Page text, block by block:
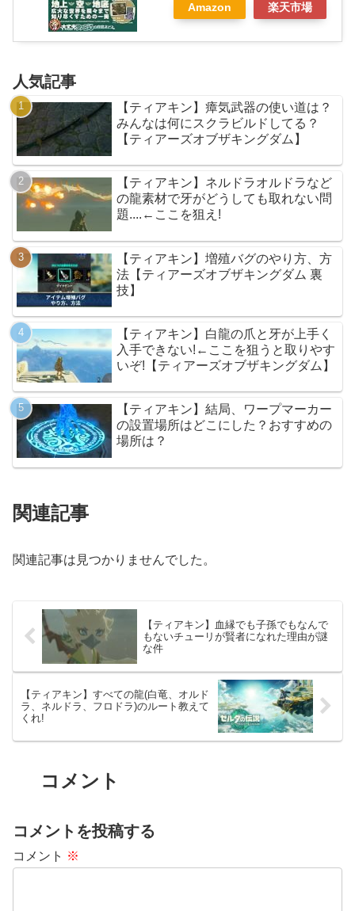
Amazon 楽天市場
人気記事
【ティアキン】瘴気武器の使い道は？
みんなは何にスクラビルドしてる？
【ティアーズオブザキングダム】
【ティアキン】ネルドラオルドラなど
の龍素材で牙がどうしても取れない問
題....←ここを狙え!
【ティアキン】増殖バグのやり方、方
法【ティアーズオブザキングダム 裏
技】
【ティアキン】白龍の爪と牙が上手く
入手できない!←ここを狙うと取りやす
いぞ!【ティアーズオブザキングダム】
【ティアキン】結局、ワープマーカー
の設置場所はどこにした？おすすめの
場所は？
関連記事
関連記事は見つかりませんでした。
【ティアキン】血縁でも子孫でもなんで
もないチューリが賢者になれた理由が謎
な件
【ティアキン】すべての龍(白竜、オルド
ラ、ネルドラ、フロドラ)のルート教えて
くれ!
コメント
コメントを投稿する
コメント ※